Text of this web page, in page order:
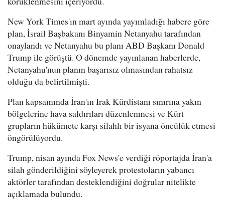
New York Times'ın mart ayında yayımladığı habere göre
plan, İsrail Başbakanı Binyamin Netanyahu tarafından
onaylandı ve Netanyahu bu planı ABD Başkanı Donald
Trump ile görüştü. O dönemde yayınlanan haberlerde,
Netanyahu'nun planın başarısız olmasından rahatsız
olduğu da belirtilmişti.
Plan kapsamında İran'ın Irak Kürdistanı sınırına yakın
bölgelerine hava saldırıları düzenlenmesi ve Kürt
grupların hükümete karşı silahlı bir isyana öncülük etmesi
öngörülüyordu.
Trump, nisan ayında Fox News'e verdiği röportajda İran'a
silah gönderildiğini söyleyerek protestoların yabancı
aktörler tarafından desteklendiğini doğrular nitelikte
açıklamada bulundu.